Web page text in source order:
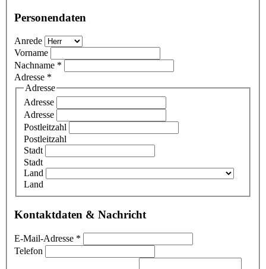
Personendaten
Anrede
Vorname
Nachname *
Adresse *
Adresse
Adresse
Adresse
Postleitzahl
Postleitzahl
Stadt
Stadt
Land
Land
Kontaktdaten & Nachricht
E-Mail-Adresse *
Telefon